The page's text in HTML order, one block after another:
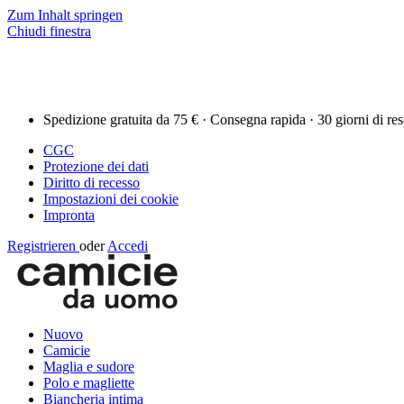
Zum Inhalt springen
Chiudi finestra
Spedizione gratuita da 75 € · Consegna rapida · 30 giorni di
CGC
Protezione dei dati
Diritto di recesso
Impostazioni dei cookie
Impronta
Registrieren oder Accedi
Nuovo
Camicie
Maglia e sudore
Polo e magliette
Biancheria intima